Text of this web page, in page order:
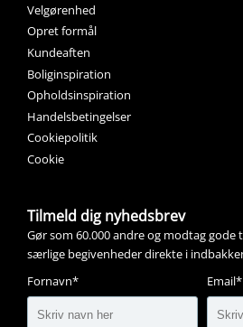
Velgørenhed
Opret formål
Kundeaften
Boliginspiration
Opholdsinspiration
Handelsbetingelser
Cookiepolitik
Cookie
Tilmeld dig nyhedsbrev
Gør som 60.000 andre og modtag
særlige begivenheder direkte i
Fornavn*
Email*